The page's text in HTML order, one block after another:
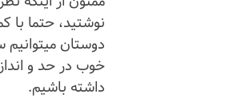
نوشتید، حتما با کمک شما
دوستان میتوانیم سایتی پربار و
خوب در حد و اندازه نام بلغان
داشته باشیم.